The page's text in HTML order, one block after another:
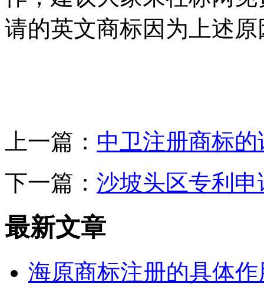
请的英文商标因为上述
上一篇： 中卫注册商标
下一篇： 沙坡头区专利
最新文章
海原商标注册的具体作